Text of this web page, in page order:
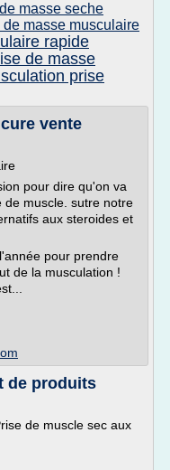
masse seche
masse musculaire
rapide
de masse
prise
vente
pour dire qu'on va
de muscle. sutre notre
aux steroides et
pour prendre
de la musculation !
de produits
de muscle sec aux